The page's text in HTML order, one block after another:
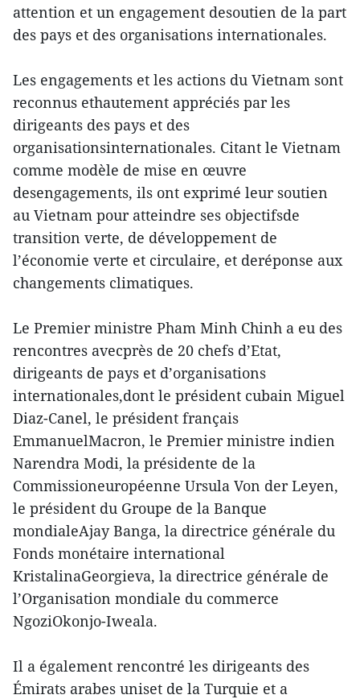
attention et un engagement desoutien de la part
des pays et des organisations internationales.
Les engagements et les actions du Vietnam sont
reconnus ethautement appréciés par les
dirigeants des pays et des
organisationsinternationales. Citant le Vietnam
comme modèle de mise en œuvre
desengagements, ils ont exprimé leur soutien
au Vietnam pour atteindre ses objectifsde
transition verte, de développement de
l’économie verte et circulaire, et deréponse aux
changements climatiques.
Le Premier ministre Pham Minh Chinh a eu des
rencontres avecprès de 20 chefs d’Etat,
dirigeants de pays et d’organisations
internationales,dont le président cubain Miguel
Diaz-Canel, le président français
EmmanuelMacron, le Premier ministre indien
Narendra Modi, la présidente de la
Commissioneuropéenne Ursula Von der Leyen,
le président du Groupe de la Banque
mondialeAjay Banga, la directrice générale du
Fonds monétaire international
KristalinaGeorgieva, la directrice générale de
l’Organisation mondiale du commerce
NgoziOkonjo-Iweala.
Il a également rencontré les dirigeants des
Émirats arabes uniset de la Turquie et a